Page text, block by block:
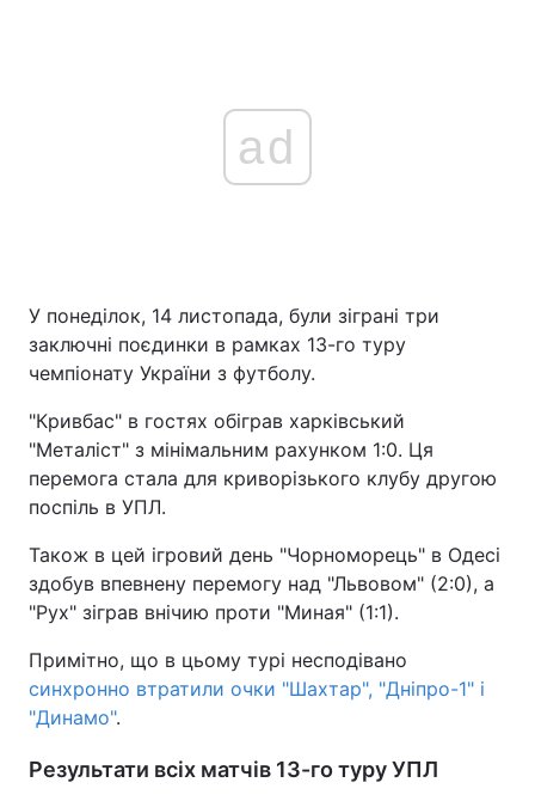
ad
У понеділок, 14 листопада, були зіграні три
заключні поєдинки в рамках 13-го туру
чемпіонату України з футболу.
"Кривбас" в гостях обіграв харківський
"Металіст" з мінімальним рахунком 1:0. Ця
перемога стала для криворізького клубу другою
поспіль в УПЛ.
Також в цей ігровий день "Чорноморець" в Одесі
здобув впевнену перемогу над "Львовом" (2:0), а
"Рух" зіграв внічию проти "Миная" (1:1).
Примітно, що в цьому турі несподівано
синхронно втратили очки "Шахтар", "Дніпро-1" і
"Динамо".
Результати всіх матчів 13-го туру УПЛ